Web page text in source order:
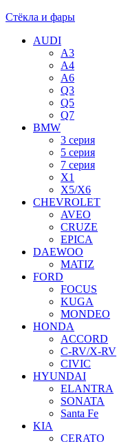
Стёкла и фары
AUDI
A3
A4
A6
Q3
Q5
Q7
BMW
3 серия
5 серия
7 серия
X1
X5/X6
CHEVROLET
AVEO
CRUZE
EPICA
DAEWOO
MATIZ
FORD
FOCUS
KUGA
MONDEO
HONDA
ACCORD
C-RV/X-RV
CIVIC
HYUNDAI
ELANTRA
SONATA
Santa Fe
KIA
CERATO